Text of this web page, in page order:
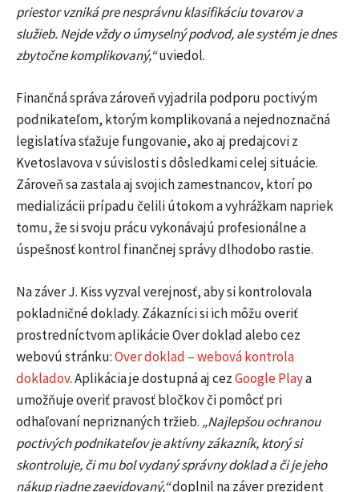
priestor vzniká pre nesprávnu klasifikáciu tovarov a
služieb. Nejde vždy o úmyselný podvod, ale systém je dnes
zbytočne komplikovaný,“uviedol.
Finančná správa zároveň vyjadrila podporu poctivým
podnikateľom, ktorým komplikovaná a nejednoznačná
legislatíva sťažuje fungovanie, ako aj predajcovi z
Kvetoslavova v súvislosti s dôsledkami celej situácie.
Zároveň sa zastala aj svojich zamestnancov, ktorí po
medializácii prípadu čelili útokom a vyhrážkam napriek
tomu, že si svoju prácu vykonávajú profesionálne a
úspešnosť kontrol finančnej správy dlhodobo rastie.
Na záver J. Kiss vyzval verejnosť, aby si kontrolovala
pokladničné doklady. Zákazníci si ich môžu overiť
prostredníctvom aplikácie Over doklad alebo cez
webovú stránku:Over doklad – webová kontrola
dokladov. Aplikácia je dostupná aj cezGoogle Playa
umožňuje overiť pravosť bločkov či pomôcť pri
odhaľovaní nepriznaných tržieb. „Najlepšou ochranou
poctivých podnikateľov je aktívny zákazník, ktorý si
skontroluje, či mu bol vydaný správny doklad a či je jeho
nákup riadne zaevidovaný,“doplnil na záver prezident